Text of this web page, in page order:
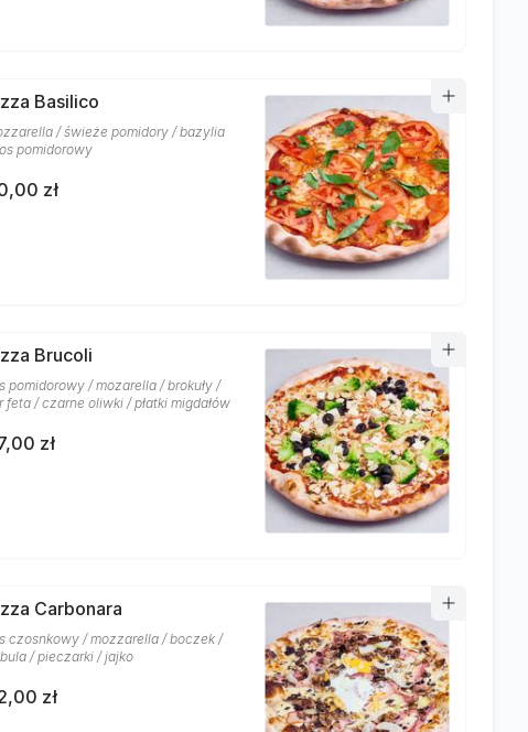
Basilico
/ świeże pomidory / bazylia
pomidorowy
zł
Brucoli
pomidorowy / mozarella / brokuły /
feta / czarne oliwki / płatki migdałów
zł
Carbonara
czosnkowy / mozzarella / boczek /
/ pieczarki / jajko
zł